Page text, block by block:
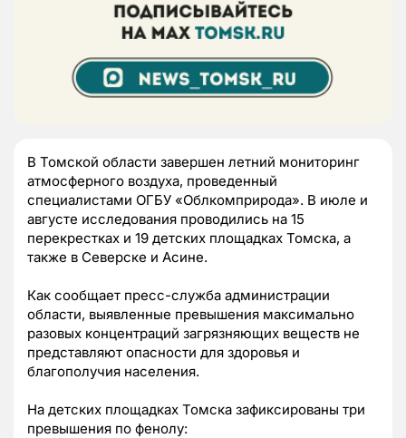
В Томской области завершен летний мониторинг
атмосферного воздуха, проведенный
специалистами ОГБУ «Облкомприрода». В июле и
августе исследования проводились на 15
перекрестках и 19 детских площадках Томска, а
также в Северске и Асине.
Как сообщает пресс-служба администрации
области, выявленные превышения максимально
разовых концентраций загрязняющих веществ не
представляют опасности для здоровья и
благополучия населения.
На детских площадках Томска зафиксированы три
превышения по фенолу: